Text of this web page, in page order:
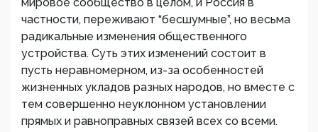
частности, переживают “бесшумные”, но весьма
радикальные изменения общественного
устройства. Суть этих изменений состоит в
пусть неравномерном, из-за особенностей
жизненных укладов разных народов, но вместе с
тем совершенно неуклонном установлении
прямых и равноправных связей всех со всеми.